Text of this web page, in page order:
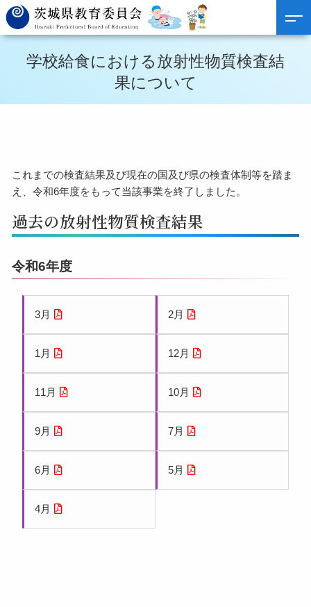
学校給食における放射性物質検査結
果について
これまでの検査結果及び現在の国及び県の検査体制等を踏ま
え、令和6年度をもって当該事業を終了しました。
過去の放射性物質検査結果
令和6年度
3月 2月
1月 12月
11月 10月
9月 7月
6月 5月
4月